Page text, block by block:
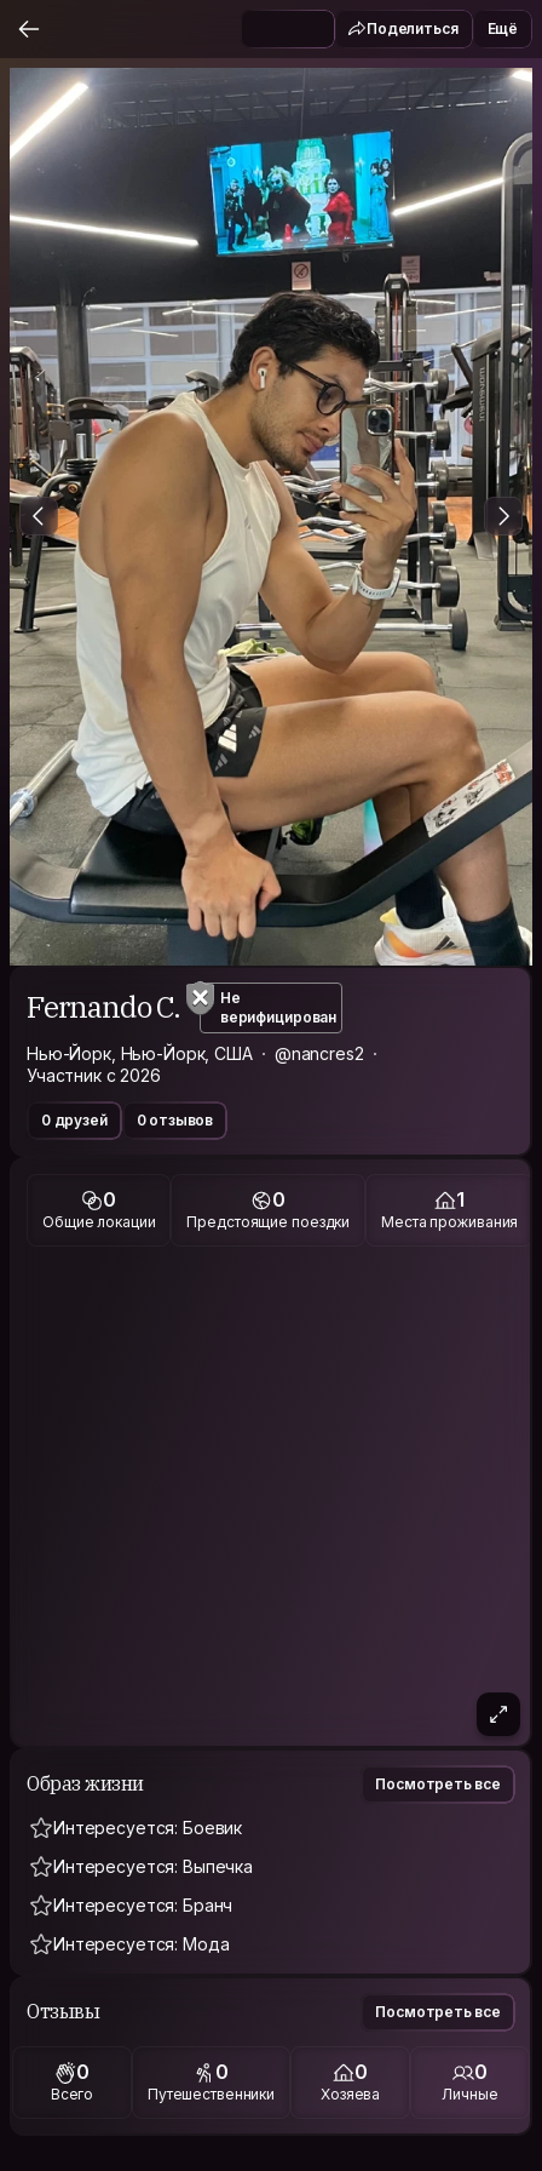
Поделиться Ещё
Fernando C.
Не
верифицирован
Нью-Йорк, Нью-Йорк, США
@nancres2
Участник с 2026
0 друзей 0 отзывов
0
Общие локации
0
Предстоящие поездки
1
Места проживания
Образ жизни Посмотреть все
Интересуется: Боевик
Интересуется: Выпечка
Интересуется: Бранч
Интересуется: Мода
Отзывы Посмотреть все
0
Всего
0
Путешественники
0
Хозяева
0
Личные